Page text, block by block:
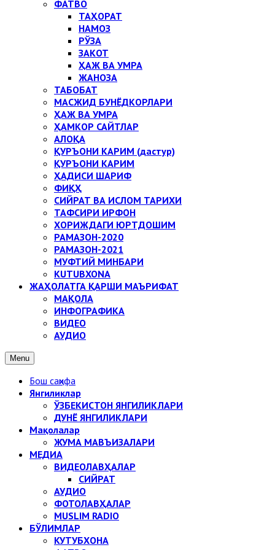
ФАТВО
ТАҲОРАТ
НАМОЗ
РЎЗА
ЗАКОТ
ҲАЖ ВА УМРА
ЖАНОЗА
ТАБОБАТ
МАСЖИД БУНЁДКОРЛАРИ
ҲАЖ ВА УМРА
ҲАМКОР САЙТЛАР
АЛОҚА
ҚУРЪОНИ КАРИМ (дастур)
ҚУРЪОНИ КАРИМ
ҲАДИСИ ШАРИФ
ФИҚҲ
СИЙРАТ ВА ИСЛОМ ТАРИХИ
ТАФСИРИ ИРФОН
ХОРИЖДАГИ ЮРТДОШИМ
РАМАЗОН-2020
РАМАЗОН-2021
МУФТИЙ МИНБАРИ
KUTUBXONA
ЖАҲОЛАТГА ҚАРШИ МАЪРИФАТ
МАҚОЛА
ИНФОГРАФИКА
ВИДЕО
АУДИО
Menu
Бош саҳифа
Янгиликлар
ЎЗБЕКИСТОН ЯНГИЛИКЛАРИ
ДУНЁ ЯНГИЛИКЛАРИ
Мақолалар
ЖУМА МАВЪИЗАЛАРИ
МЕДИА
ВИДЕОЛАВҲАЛАР
СИЙРАТ
АУДИО
ФОТОЛАВҲАЛАР
MUSLIM RADIO
БЎЛИМЛАР
КУТУБХОНА